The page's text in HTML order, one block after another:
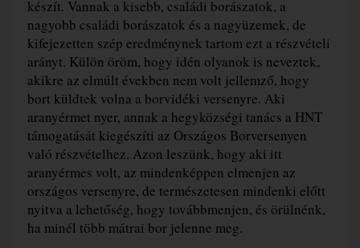
készít. Vannak a kisebb, családi borászatok, a
nagyobb családi borászatok és a nagyüzemek, de
kifejezetten szép eredménynek tartom ezt a részvételi
arányt. Külön öröm, hogy idén olyanok is neveztek,
akikre az elmúlt években nem volt jellemző, hogy
bort küldtek volna a borvidéki versenyre. Aki
aranyérmet nyer, annak a hegyközségi tanács a HNT
támogatását kiegészíti az Országos Borversenyen
való részvételhez. Azon leszünk, hogy aki itt
aranyérmes volt, az mindenképpen elmenjen az
országos versenyre, de természetesen mindenki előtt
nyitva a lehetőség, hogy továbbmenjen, és örülnénk,
ha minél több mátrai bor jelenne meg.